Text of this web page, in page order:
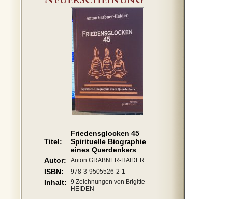
Titel:
Friedensglocken 45
Spirituelle Biographie
eines Querdenkers
Autor:
Anton GRABNER-HAIDER
ISBN: 978-3-9505526-2-1
Inhalt:
9 Zeichnungen von Brigitte
HEIDEN